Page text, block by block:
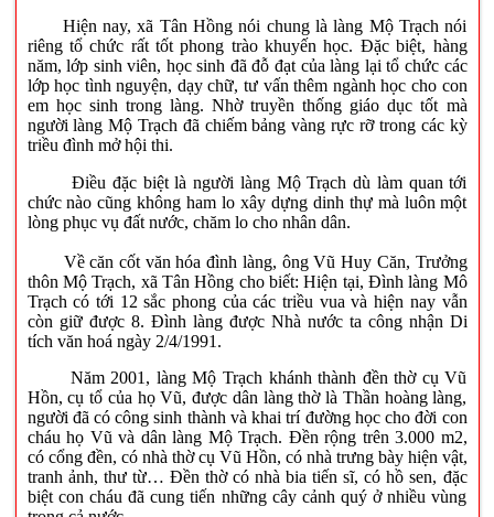
Hiện nay, xã Tân Hồng nói chung là làng Mộ Trạch nói
riêng tổ chức rất tốt phong trào khuyến học. Đặc biệt, hàng
năm, lớp sinh viên, học sinh đã đỗ đạt của làng lại tổ chức các
lớp học tình nguyện, dạy chữ, tư vấn thêm ngành học cho con
em học sinh trong làng. Nhờ truyền thống giáo dục tốt mà
người làng Mộ Trạch đã chiếm bảng vàng rực rỡ trong các kỳ
triều đình mở hội thi.
Điều đặc biệt là người làng Mộ Trạch dù làm quan tới
chức nào cũng không ham lo xây dựng dinh thự mà luôn một
lòng phục vụ đất nước, chăm lo cho nhân dân.
Về căn cốt văn hóa đình làng, ông Vũ Huy Căn, Trưởng
thôn Mộ Trạch, xã Tân Hồng cho biết: Hiện tại, Đình làng Mô
Trạch có tới 12 sắc phong của các triều vua và hiện nay vẫn
còn giữ được 8. Đình làng được Nhà nước ta công nhận Di
tích văn hoá ngày 2/4/1991.
Năm 2001, làng Mộ Trạch khánh thành đền thờ cụ Vũ
Hồn, cụ tổ của họ Vũ, được dân làng thờ là Thần hoàng làng,
người đã có công sinh thành và khai trí đường học cho đời con
cháu họ Vũ và dân làng Mộ Trạch. Đền rộng trên 3.000 m2,
có cổng đền, có nhà thờ cụ Vũ Hồn, có nhà trưng bày hiện vật,
tranh ảnh, thư từ… Đền thờ có nhà bia tiến sĩ, có hồ sen, đặc
biệt con cháu đã cung tiến những cây cảnh quý ở nhiều vùng